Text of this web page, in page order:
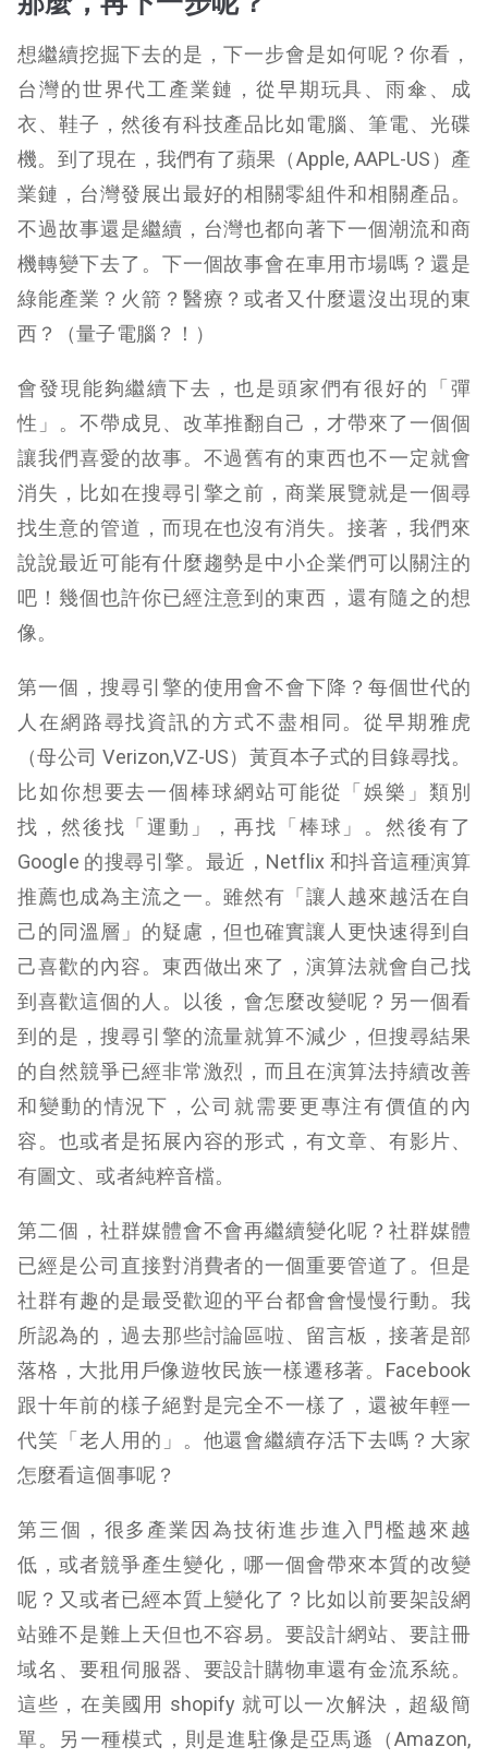
想繼續挖掘下去的是，下一步會是如何呢？你看，
台灣的世界代工產業鏈，從早期玩具、雨傘、成
衣、鞋子，然後有科技產品比如電腦、筆電、光碟
機。到了現在，我們有了蘋果（Apple, AAPL-US）產
業鏈，台灣發展出最好的相關零組件和相關產品。
不過故事還是繼續，台灣也都向著下一個潮流和商
機轉變下去了。下一個故事會在車用市場嗎？還是
綠能產業？火箭？醫療？或者又什麼還沒出現的東
西？（量子電腦？！）
會發現能夠繼續下去，也是頭家們有很好的「彈
性」。不帶成見、改革推翻自己，才帶來了一個個
讓我們喜愛的故事。不過舊有的東西也不一定就會
消失，比如在搜尋引擎之前，商業展覽就是一個尋
找生意的管道，而現在也沒有消失。接著，我們來
說說最近可能有什麼趨勢是中小企業們可以關注的
吧！幾個也許你已經注意到的東西，還有隨之的想
像。
第一個，搜尋引擎的使用會不會下降？每個世代的
人在網路尋找資訊的方式不盡相同。從早期雅虎
（母公司 Verizon,VZ-US）黃頁本子式的目錄尋找。
比如你想要去一個棒球網站可能從「娛樂」類別
找，然後找「運動」，再找「棒球」。然後有了
Google 的搜尋引擎。最近，Netflix 和抖音這種演算
推薦也成為主流之一。雖然有「讓人越來越活在自
己的同溫層」的疑慮，但也確實讓人更快速得到自
己喜歡的內容。東西做出來了，演算法就會自己找
到喜歡這個的人。以後，會怎麼改變呢？另一個看
到的是，搜尋引擎的流量就算不減少，但搜尋結果
的自然競爭已經非常激烈，而且在演算法持續改善
和變動的情況下，公司就需要更專注有價值的內
容。也或者是拓展內容的形式，有文章、有影片、
有圖文、或者純粹音檔。
第二個，社群媒體會不會再繼續變化呢？社群媒體
已經是公司直接對消費者的一個重要管道了。但是
社群有趣的是最受歡迎的平台都會會慢慢行動。我
所認為的，過去那些討論區啦、留言板，接著是部
落格，大批用戶像遊牧民族一樣遷移著。Facebook
跟十年前的樣子絕對是完全不一樣了，還被年輕一
代笑「老人用的」。他還會繼續存活下去嗎？大家
怎麼看這個事呢？
第三個，很多產業因為技術進步進入門檻越來越
低，或者競爭產生變化，哪一個會帶來本質的改變
呢？又或者已經本質上變化了？比如以前要架設網
站雖不是難上天但也不容易。要設計網站、要註冊
域名、要租伺服器、要設計購物車還有金流系統。
這些，在美國用 shopify 就可以一次解決，超級簡
單。另一種模式，則是進駐像是亞馬遜（Amazon,